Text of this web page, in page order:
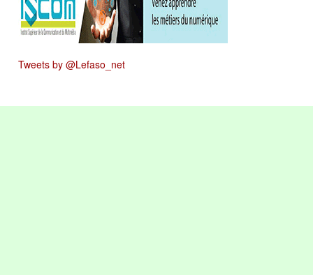
Tweets by @Lefaso_net